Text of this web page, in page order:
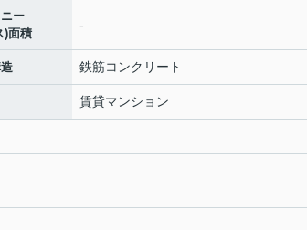
ー
)面積
-
鉄筋コンクリート
賃貸マンション